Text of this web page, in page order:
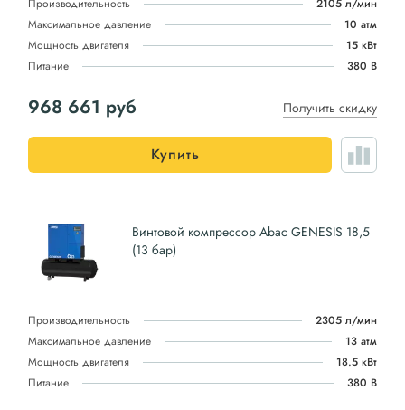
Производительность
2105 л/мин
Максимальное давление
10 атм
Мощность двигателя
15 кВт
Питание
380 В
968 661 руб Получить скидку
Купить
Винтовой компрессор Abac GENESIS 18,5
(13 бар)
Производительность
2305 л/мин
Максимальное давление
13 атм
Мощность двигателя
18.5 кВт
Питание
380 В